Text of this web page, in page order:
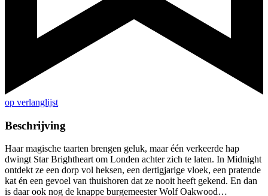
op verlanglijst
Beschrijving
Haar magische taarten brengen geluk, maar één verkeerde hap
dwingt Star Brightheart om Londen achter zich te la­ten. In Midnight
ontdekt ze een dorp vol heksen, een dertigjarige vloek, een pratende
kat én een gevoel van thuishoren dat ze nooit heeft gekend. En dan
is daar ook nog de knappe burgemeester Wolf Oakwood…